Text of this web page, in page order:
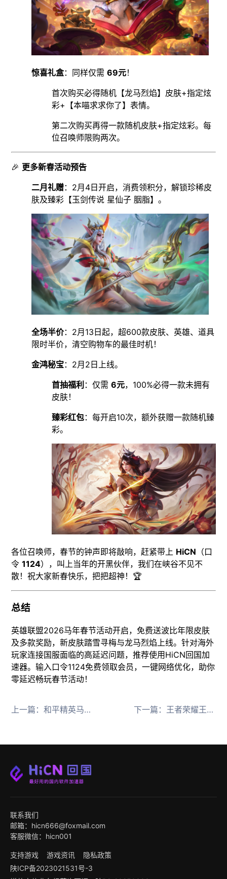
惊喜礼盒：同样仅需69元！
首次购买必得随机【龙马烈焰】皮肤+指定炫
彩+【本喵求求你了】表情。
第二次购买再得一款随机皮肤+指定炫彩。每
位召唤师限购两次。
🎉 更多新春活动预告
二月礼赠：2月4日开启，消费领积分，解锁珍稀皮
肤及臻彩【玉剑传说 星仙子 胭脂】。
全场半价：2月13日起，超600款皮肤、英雄、道具
限时半价，清空购物车的最佳时机！
金鸿秘宝：2月2日上线。
首抽福利 ：仅需6元，100%必得一款未拥有
皮肤！
臻彩红包：每开启10次，额外获赠一款随机臻
彩。
各位召唤师，春节的钟声即将敲响，赶紧带上 HiCN （口
令1124），叫上当年的开黑伙伴，我们在峡谷不见不
散！祝大家新春快乐，把把超神！🏆
总结
英雄联盟2026马年春节活动开启，免费送波比年限皮肤
及多款奖励，新皮肤踏雪寻梅与龙马烈焰上线。针对海外
玩家连接国服面临的高延迟问题，推荐使用HiCN回国加
速器。输入口令1124免费领取会员，一键网络优化，助你
零延迟畅玩春节活动！
上一篇：和平精英马年新春版本上线，HiCN回国加速器助海外零延迟 下一篇： 王者荣耀王昭君FMVP皮肤上线，HiCN回国加速器助东南亚玩家零延迟
联系我们
邮箱：hicn666@foxmail.com
客服微信：hicn001
支持游戏 游戏资讯
隐私政策
陕ICP备2023021531号-3